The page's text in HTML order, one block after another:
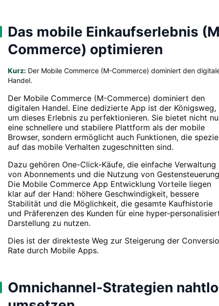
Das mobile Einkaufserlebnis
Commerce) optimieren
Kurz: Der Mobile Commerce (M-Commerce) dominiert den
Handel.
Der Mobile Commerce (M-Commerce) dominiert den
digitalen Handel. Eine dedizierte App ist der Königsweg,
um dieses Erlebnis zu perfektionieren. Sie bietet nicht
eine schnellere und stabilere Plattform als der mobile
Browser, sondern ermöglicht auch Funktionen, die
auf das mobile Verhalten zugeschnitten sind.
Dazu gehören One-Click-Käufe, die einfache Verwaltung
von Abonnements und die Nutzung von
Die Mobile Commerce App Entwicklung Vorteile liegen
klar auf der Hand: höhere Geschwindigkeit, bessere
Stabilität und die Möglichkeit, die gesamte Kaufhistorie
und Präferenzen des Kunden für eine hyper-
Darstellung zu nutzen.
Dies ist der direkteste Weg zur Steigerung der
Rate durch Mobile Apps.
Omnichannel-Strategien